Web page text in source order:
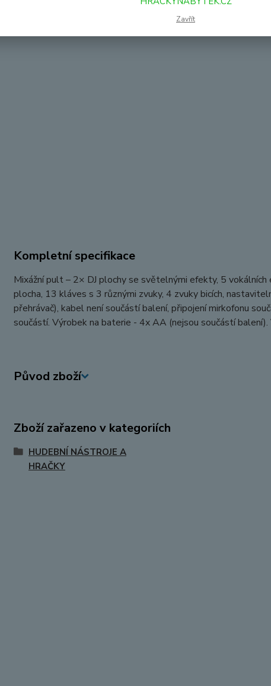
Kompletní specifikace
Mixážní pult – 2× DJ plochy se světelnými efekty, 5
plocha, 13 kláves s 3 různými zvuky, 4 zvuky bicích,
přehrávač), kabel není součástí balení, připojení mirkofonu
součástí. Výrobek na baterie - 4x AA (nejsou součástí balení).
Původ zboží
Zboží zařazeno v kategoriích
HUDEBNÍ NÁSTROJE A
HRAČKY
Zavřít